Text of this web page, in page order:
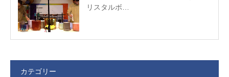
リスタルボ…
カテゴリー